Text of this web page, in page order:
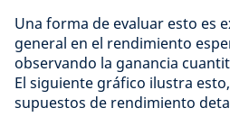
Una forma de evaluar esto es
general en el rendimiento
observando la ganancia
El siguiente gráfico ilustra
supuestos de rendimiento